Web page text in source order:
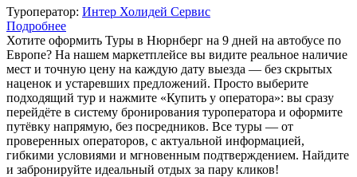
Туроператор: Интер Холидей Сервис
Подробнее
Хотите оформить Туры в Нюрнберг на 9 дней на автобусе по
Европе? На нашем маркетплейсе вы видите реальное наличие
мест и точную цену на каждую дату выезда — без скрытых
наценок и устаревших предложений. Просто выберите
подходящий тур и нажмите «Купить у оператора»: вы сразу
перейдёте в систему бронирования туроператора и оформите
путёвку напрямую, без посредников. Все туры — от
проверенных операторов, с актуальной информацией,
гибкими условиями и мгновенным подтверждением. Найдите
и забронируйте идеальный отдых за пару кликов!